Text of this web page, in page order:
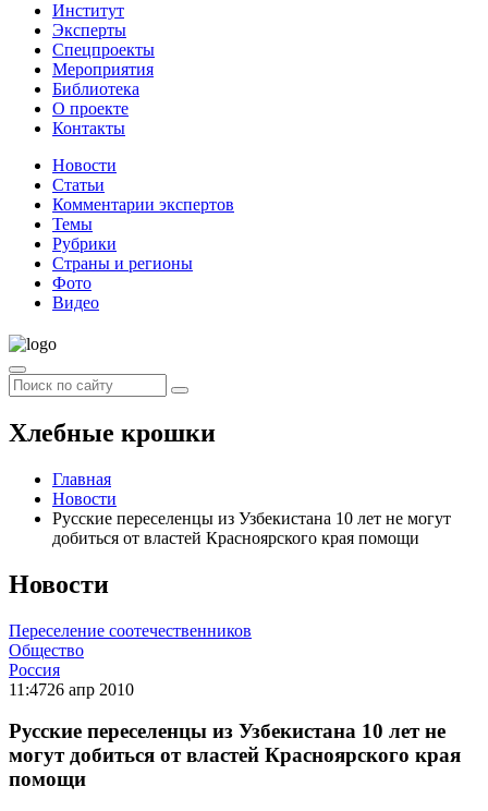
Институт
Эксперты
Спецпроекты
Мероприятия
Библиотека
О проекте
Контакты
Новости
Статьи
Комментарии экспертов
Темы
Рубрики
Страны и регионы
Фото
Видео
Хлебные крошки
Главная
Новости
Русские переселенцы из Узбекистана 10 лет не могут
добиться от властей Красноярского края помощи
Новости
Переселение соотечественников
Общество
Россия
11:4726 апр 2010
Русские переселенцы из Узбекистана 10 лет не
могут добиться от властей Красноярского края
помощи